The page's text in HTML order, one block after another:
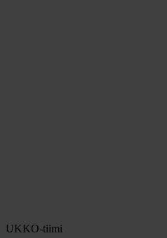
UKKO-tiimi